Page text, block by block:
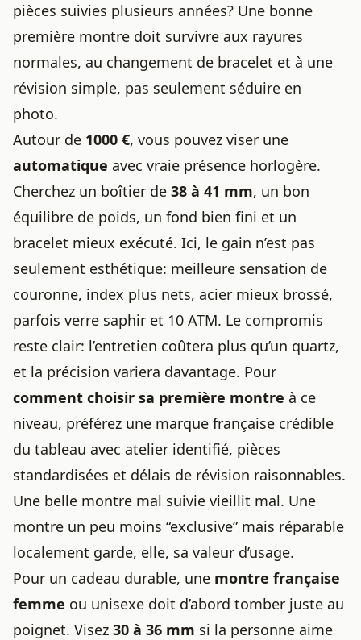
pièces suivies plusieurs années? Une bonne
première montre doit survivre aux rayures
normales, au changement de bracelet et à une
révision simple, pas seulement séduire en
photo.
Autour de 1000 €, vous pouvez viser une
automatique avec vraie présence horlogère.
Cherchez un boîtier de 38 à 41 mm, un bon
équilibre de poids, un fond bien fini et un
bracelet mieux exécuté. Ici, le gain n’est pas
seulement esthétique: meilleure sensation de
couronne, index plus nets, acier mieux brossé,
parfois verre saphir et 10 ATM. Le compromis
reste clair: l’entretien coûtera plus qu’un quartz,
et la précision variera davantage. Pour
comment choisir sa première montre à ce
niveau, préférez une marque française crédible
du tableau avec atelier identifié, pièces
standardisées et délais de révision raisonnables.
Une belle montre mal suivie vieillit mal. Une
montre un peu moins “exclusive” mais réparable
localement garde, elle, sa valeur d’usage.
Pour un cadeau durable, une montre française
femme ou unisexe doit d’abord tomber juste au
poignet. Visez 30 à 36 mm si la personne aime